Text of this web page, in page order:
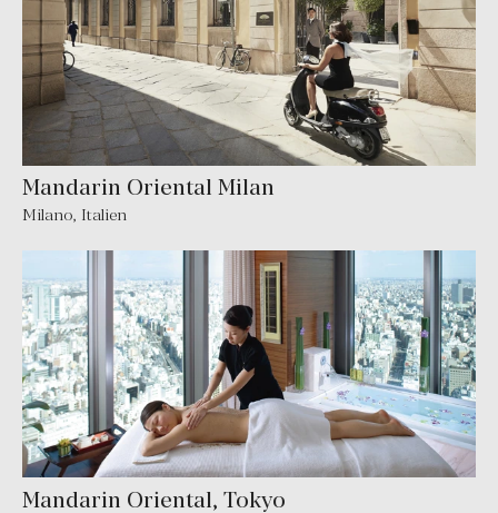
Mandarin Oriental Milan
Milano, Italien
Mandarin Oriental, Tokyo